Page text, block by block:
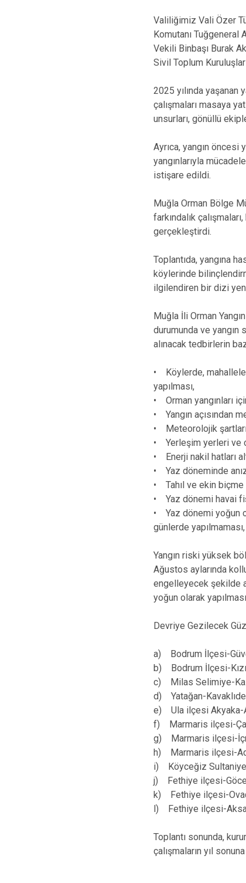
Valiliğimiz Vali Özer
Komutanı Tuğgeneral
Vekili Binbaşı Burak
Sivil Toplum
2025 yılında yaşanan
çalışmaları masaya
unsurları, gönüllü
Ayrıca, yangın öncesi
yangınlarıyla
istişare edildi.
Muğla Orman Bölge
farkındalık
gerçekleştirdi.
Toplantıda, yangına
köylerinde
ilgilendiren bir dizi yeni
Muğla İli Orman
durumunda ve yangın
alınacak tedbirlerin
• Köylerde,
yapılması,
• Orman yangınları
• Yangın açısından
• Meteorolojik
• Yerleşim yerleri ve
• Enerji nakil hatları
• Yaz döneminde
• Tahıl ve ekin biçme
• Yaz dönemi havai
• Yaz dönemi yoğun
günlerde yapılmaması,
Yangın riski yüksek
Ağustos aylarında
engelleyecek şekilde
yoğun olarak
Devriye Gezilecek
a) Bodrum İlçesi-
b) Bodrum İlçesi-
c) Milas Selimiye-
d) Yatağan-
e) Ula ilçesi Akyaka-
f) Marmaris ilçesi-
g) Marmaris ilçesi-
h) Marmaris ilçesi-
i) Köyceğiz
j) Fethiye ilçesi-
k) Fethiye ilçesi-
l) Fethiye ilçesi-
Toplantı sonunda,
çalışmaların yıl